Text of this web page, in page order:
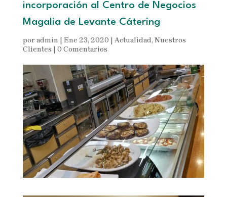
incorporación al Centro de Negocios
Magalia de Levante Cátering
por admin | Ene 23, 2020 | Actualidad, Nuestros
Clientes | 0 Comentarios